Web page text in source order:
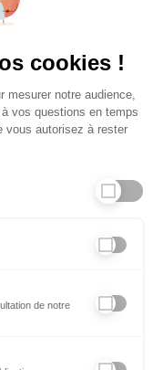
cookies !
mesurer notre audience,
vos questions en temps
vous autorisez à rester
de notre